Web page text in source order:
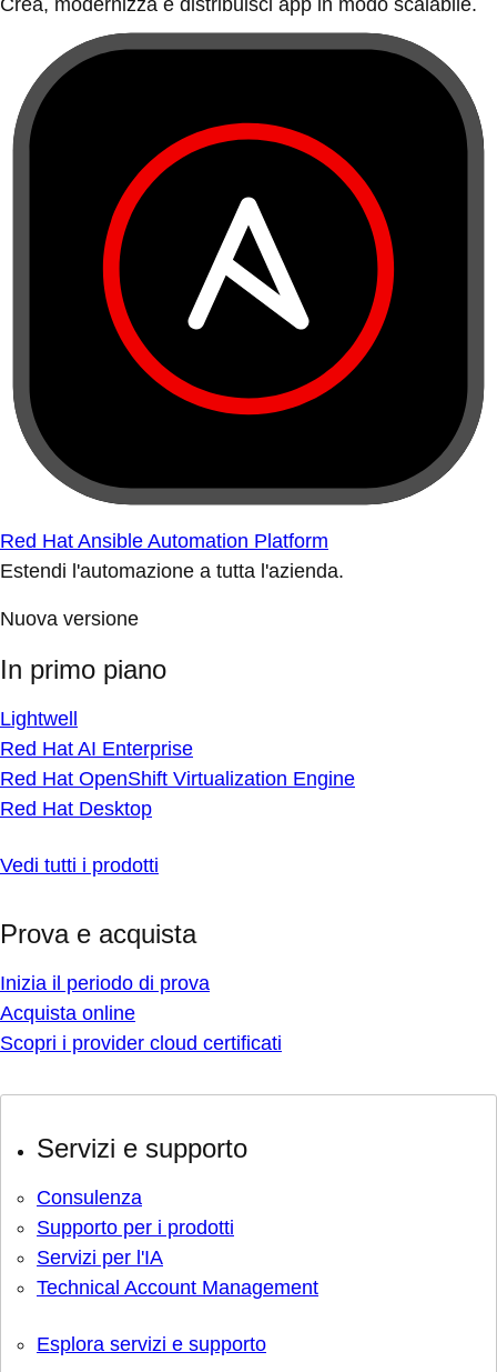
Crea, modernizza e distribuisci app in modo scalabile.
Red Hat Ansible Automation Platform
Estendi l'automazione a tutta l'azienda.
Nuova versione
In primo piano
Lightwell
Red Hat AI Enterprise
Red Hat OpenShift Virtualization Engine
Red Hat Desktop
Vedi tutti i prodotti
Prova e acquista
Inizia il periodo di prova
Acquista online
Scopri i provider cloud certificati
Servizi e supporto
Consulenza
Supporto per i prodotti
Servizi per l'IA
Technical Account Management
Esplora servizi e supporto